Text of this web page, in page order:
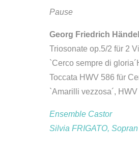
Pause
Georg Friedrich Händel
Triosonate op.5/2 für 2
`Cerco sempre di
Toccata HWV 586 für
`Amarilli vezzosa´,
Ensemble Castor
Silvia FRIGATO, Sopran